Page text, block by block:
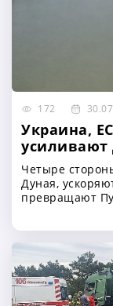
172
Украина,
Четыре
Дуная,
превращают